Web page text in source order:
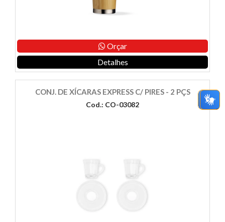
Orçar
Detalhes
CONJ. DE XÍCARAS EXPRESS C/ PIRES - 2 PÇS
Cod.: CO-03082